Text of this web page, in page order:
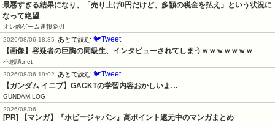
最悪すぎる結果になり、「売り上げ0円だけど、多額の税金を払え」という状況に
なって絶望
オレ的ゲーム速報＠刃
2026/08/06 18:35
あとで読む 🐦Tweet
【画像】容疑者の巨胸の同級生、インタビューされてしまうｗｗｗｗｗｗｗ
不思議.net
2026/08/06 19:02
あとで読む 🐦Tweet
【ガンダム イニブ】GACKTの学習内容おかしいよ…
GUNDAM.LOG
2026/08/06
[PR] 【マンガ】『ホビージャパン』高ポイント還元中のマンガまとめ